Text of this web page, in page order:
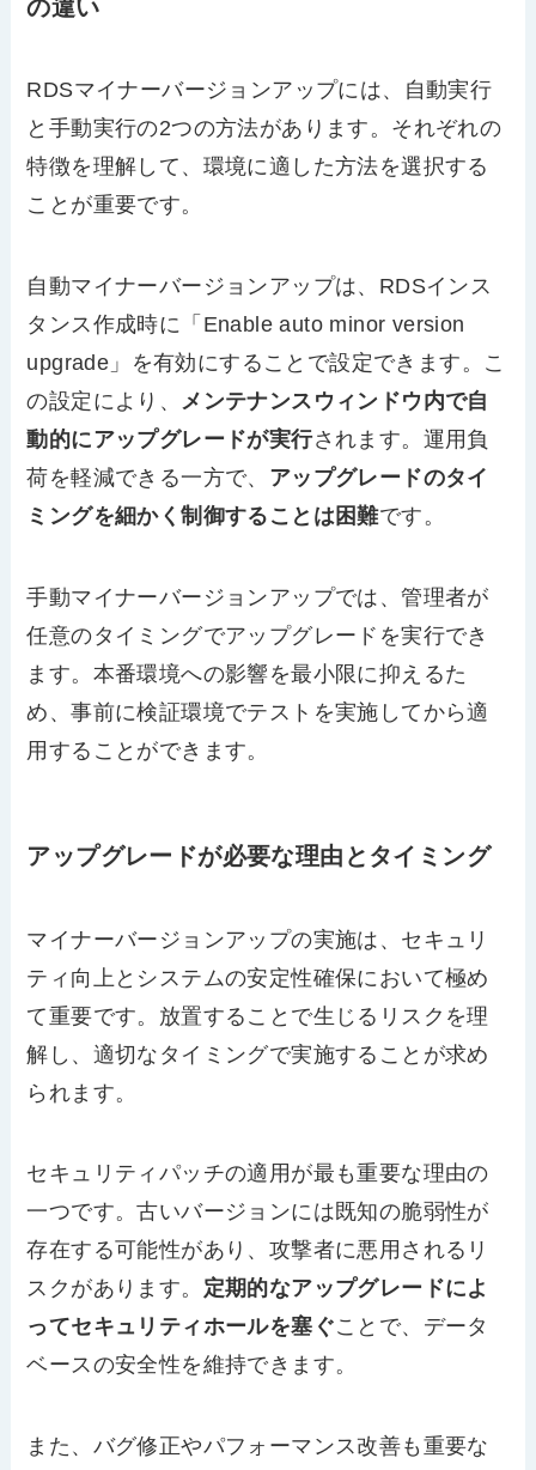
の違い
RDSマイナーバージョンアップには、自動実行
と手動実行の2つの方法があります。それぞれの
特徴を理解して、環境に適した方法を選択する
ことが重要です。
自動マイナーバージョンアップは、RDSインス
タンス作成時に「Enable auto minor version
upgrade」を有効にすることで設定できます。こ
の設定により、 メンテナンスウィンドウ内で自
動的にアップグレードが実行されます。運用負
荷を軽減できる一方で、 アップグレードのタイ
ミングを細かく制御することは困難です。
手動マイナーバージョンアップでは、管理者が
任意のタイミングでアップグレードを実行でき
ます。本番環境への影響を最小限に抑えるた
め、事前に検証環境でテストを実施してから適
用することができます。
アップグレードが必要な理由とタイミング
マイナーバージョンアップの実施は、セキュリ
ティ向上とシステムの安定性確保において極め
て重要です。放置することで生じるリスクを理
解し、適切なタイミングで実施することが求め
られます。
セキュリティパッチの適用が最も重要な理由の
一つです。古いバージョンには既知の脆弱性が
存在する可能性があり、攻撃者に悪用されるリ
スクがあります。 定期的なアップグレードによ
ってセキュリティホールを塞ぐことで、データ
ベースの安全性を維持できます。
また、バグ修正やパフォーマンス改善も重要な